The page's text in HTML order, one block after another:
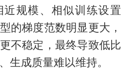
规模、相似训练设置
的梯度范数明显更大，
不稳定，最终导致低比
生成质量难以维持。